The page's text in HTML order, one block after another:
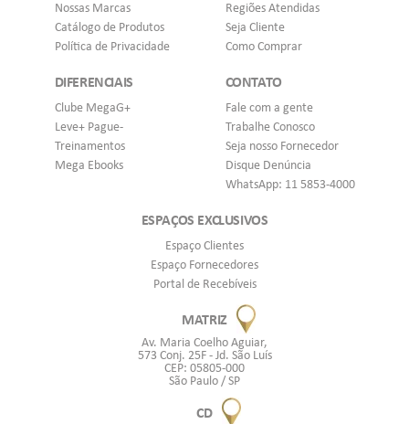
Nossas Marcas
Catálogo de Produtos
Política de Privacidade
Regiões Atendidas
Seja Cliente
Como Comprar
DIFERENCIAIS
Clube MegaG+
Leve+ Pague-
Treinamentos
Mega Ebooks
CONTATO
Fale com a gente
Trabalhe Conosco
Seja nosso Fornecedor
Disque Denúncia
WhatsApp: 11 5853-4000
ESPAÇOS EXCLUSIVOS
Espaço Clientes
Espaço Fornecedores
Portal de Recebíveis
MATRIZ
Av. Maria Coelho Aguiar,
573 Conj. 25F - Jd. São Luís
CEP: 05805-000
São Paulo / SP
CD